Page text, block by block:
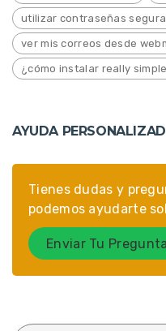
utilizar contraseñas
ver mis correos desde
¿cómo instalar really
AYUDA
Tienes dudas y
podemos ayudarte
Enviar Tu Pregunta